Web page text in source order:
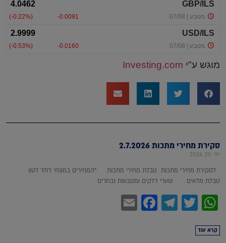
מוגש ע"י Investing.com
סקירת מחירי מתכות 2.7.2026
יולי 20, 2026
לסקירת מחירי מתכות טבלת מחירי מתכות *המחירים במונחי דולר לטון
טבלת מלאים שערי דלקים ומטבעות נבחרים
WhatsApp
Twitter
Telegram
Facebook
קרא עוד